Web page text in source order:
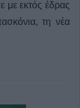
με εκτός έδρας
τη νέα